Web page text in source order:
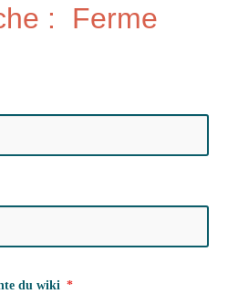
: Ferme
du wiki